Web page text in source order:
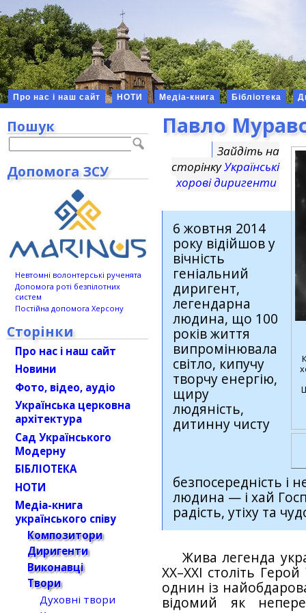
Про нас і наш сайт НОТИ Медіа-книга Бібліотека
Павло
Зайдіть на
сторінкуУкраїнські
хорові диригенти
6 жовтня 2014
року відійшов у
вічність
геніальний
диригент,
легендарна
людина, що 100
років життя
випромінювала
світло, кипучу
творчу енергію,
щиру
людяність,
дитинну чисту
безпосередність і
людина — і хай
радість, утіху та
Жива легенда
ХХ–ХХІ століть
однин із
відомий як
Пошук
Допомога ЗСУ
Невтомні волонтерські рученята
Допомога роті безпілотних
систем
Постійна допомога Херсону
Сторінки
Про нас і наш сайт
Новини
Фото, відео, аудіо
Українська церковна
архітектура
Сад Українського
Модерну
БІБЛІОТЕКА
НОТИ
Медіа-книга
українського співу
Композитори
Диригенти
Виконавці
Твори
Духовні твори